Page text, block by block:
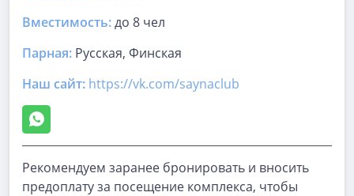
Вместимость:до 8 чел
Парная: Русская, Финская
Наш сайт: https://vk.com/saynaclub
Рекомендуем заранее бронировать и вносить
предоплату за посещение комплекса, чтобы